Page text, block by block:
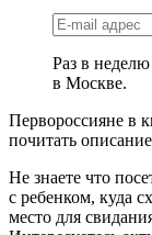
Раз в
в Москве.
Первороссияне в
почитать
Не знаете что
с ребенком, куда
место для